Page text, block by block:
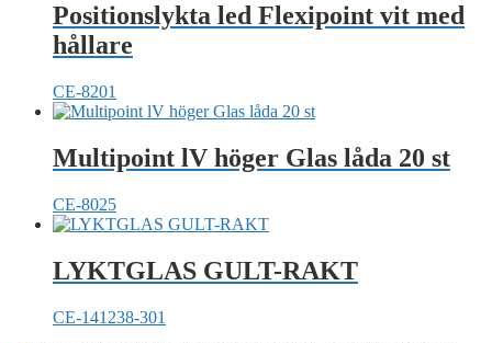
Positionslykta led Flexipoint vit med
hållare
CE-8201
Multipoint lV höger Glas låda 20 st
CE-8025
LYKTGLAS GULT-RAKT
CE-141238-301